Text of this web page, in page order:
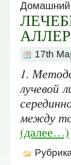
17th
1.
лучевой
между
(далее…)